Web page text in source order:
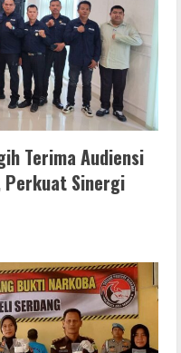
Terima Audiensi
Perkuat Sinergi